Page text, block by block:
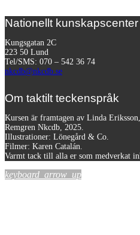
Nationellt
Kungsgatan 2C
223 50 Lund
Tel/SMS: 070 – 542 36 74
nkcdb@nkcdb.se
Om taktilt teckenspråk
Kursen är framtagen av Linda
Remgren Nkcdb, 2025.
Illustrationer: Lönegård & Co.
Filmer: Karen Catalán.
Varmt tack till alla er som medverkat
keyboard_arrow_up